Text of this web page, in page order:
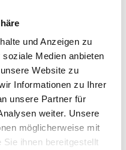
und Anzeigen zu
Medien anbieten
Website zu
Informationen zu Ihrer
unsere Partner für
weiter. Unsere
möglicherweise mit
ihnen bereitgestellt